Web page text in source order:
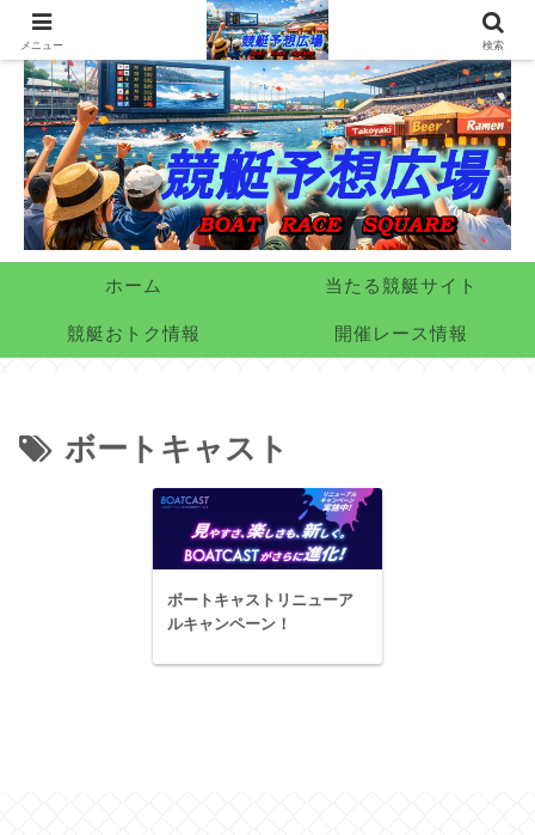
ホーム 当たる競艇サイト
競艇おトク情報 開催レース情報
ボートキャスト
ボートキャストリニューア
ルキャンペーン！
メニュー 検索